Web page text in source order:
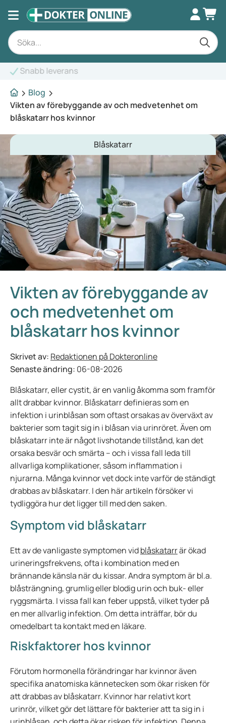
Blog
Vikten av förebyggande av och medvetenhet om
blåskatarr hos kvinnor
Blåskatarr
Vikten av förebyggande av
och medvetenhet om
blåskatarr hos kvinnor
Skrivet av: Redaktionen på Dokteronline
Senaste ändring: 06-08-2026
Blåskatarr, eller cystit, är en vanlig åkomma som framför
allt drabbar kvinnor. Blåskatarr definieras som en
infektion i urinblåsan som oftast orsakas av överväxt av
bakterier som tagit sig in i blåsan via urinröret. Även om
blåskatarr inte är något livshotande tillstånd, kan det
orsaka besvär och smärta – och i vissa fall leda till
allvarliga komplikationer, såsom inflammation i
njurarna. Många kvinnor vet dock inte varför de ständigt
drabbas av blåskatarr. I den här artikeln försöker vi
tydliggöra hur det ligger till med den saken.
Symptom vid blåskatarr
Ett av de vanligaste symptomen vidblåskatarrär ökad
urineringsfrekvens, ofta i kombination med en
brännande känsla när du kissar. Andra symptom är bl.a.
blåsträngning, grumlig eller blodig urin och buk- eller
ryggsmärta. I vissa fall kan feber uppstå, vilket tyder på
en mer allvarlig infektion. Om detta inträffar, bör du
omedelbart ta kontakt med en läkare.
Riskfaktorer hos kvinnor
Förutom hormonella förändringar har kvinnor även
specifika anatomiska kännetecken som ökar risken för
att drabbas av blåskatarr. Kvinnor har relativt kort
urinrör, vilket gör det lättare för bakterier att ta sig in i